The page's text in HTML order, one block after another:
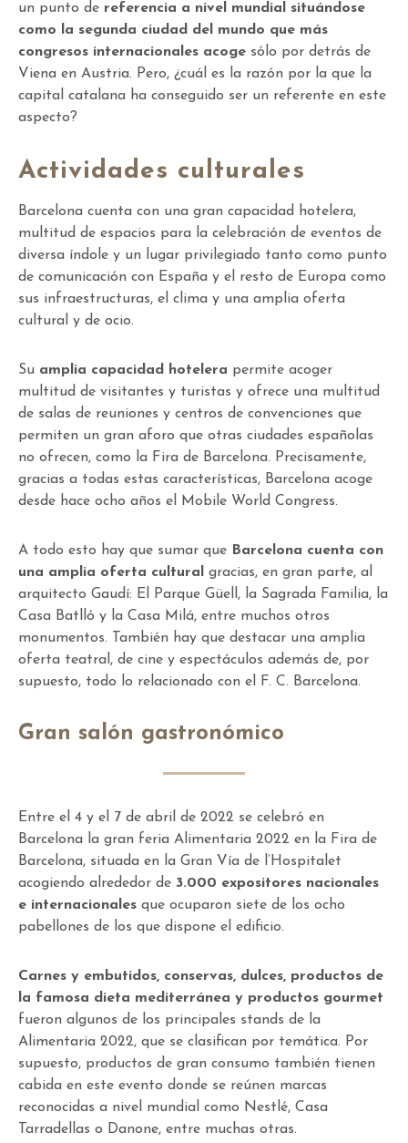
un punto de referencia a nivel mundial situándose
como la segunda ciudad del mundo que más
congresos internacionales acoge sólo por detrás de
Viena en Austria. Pero, ¿cuál es la razón por la que la
capital catalana ha conseguido ser un referente en este
aspecto?
Actividades culturales
Barcelona cuenta con una gran capacidad hotelera,
multitud de espacios para la celebración de eventos de
diversa índole y un lugar privilegiado tanto como punto
de comunicación con España y el resto de Europa como
sus infraestructuras, el clima y una amplia oferta
cultural y de ocio.
Su amplia capacidad hotelera permite acoger
multitud de visitantes y turistas y ofrece una multitud
de salas de reuniones y centros de convenciones que
permiten un gran aforo que otras ciudades españolas
no ofrecen, como la Fira de Barcelona. Precisamente,
gracias a todas estas características, Barcelona acoge
desde hace ocho años el Mobile World Congress.
A todo esto hay que sumar que Barcelona cuenta con
una amplia oferta cultural gracias, en gran parte, al
arquitecto Gaudí: El Parque Güell, la Sagrada Familia, la
Casa Batlló y la Casa Milá, entre muchos otros
monumentos. También hay que destacar una amplia
oferta teatral, de cine y espectáculos además de, por
supuesto, todo lo relacionado con el F. C. Barcelona.
Gran salón gastronómico
Entre el 4 y el 7 de abril de 2022 se celebró en
Barcelona la gran feria Alimentaria 2022 en la Fira de
Barcelona, situada en la Gran Vía de l’Hospitalet
acogiendo alrededor de 3.000 expositores nacionales
e internacionales que ocuparon siete de los ocho
pabellones de los que dispone el edificio.
Carnes y embutidos, conservas, dulces, productos de
la famosa dieta mediterránea y productos gourmet
fueron algunos de los principales stands de la
Alimentaria 2022, que se clasifican por temática. Por
supuesto, productos de gran consumo también tienen
cabida en este evento donde se reúnen marcas
reconocidas a nivel mundial como Nestlé, Casa
Tarradellas o Danone, entre muchas otras.